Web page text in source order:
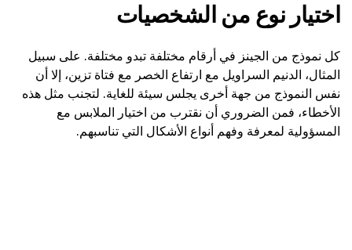
اختيار نوع من الشخصيات
كل نموذج من الجينز في أرقام مختلفة تبدو مختلفة. على سبيل
المثال، الدنيم السراويل مع ارتفاع الخصر مع فتاة تزين، إلا أن
نفس النموذج من جهة أخرى يجلس سيئة للغاية. لتجنب مثل هذه
الأخطاء، فمن الضروري أن نقترب من اختيار الملابس مع
المسؤولية لمعرفة وفهم أنواع الأشكال التي تناسبهم.